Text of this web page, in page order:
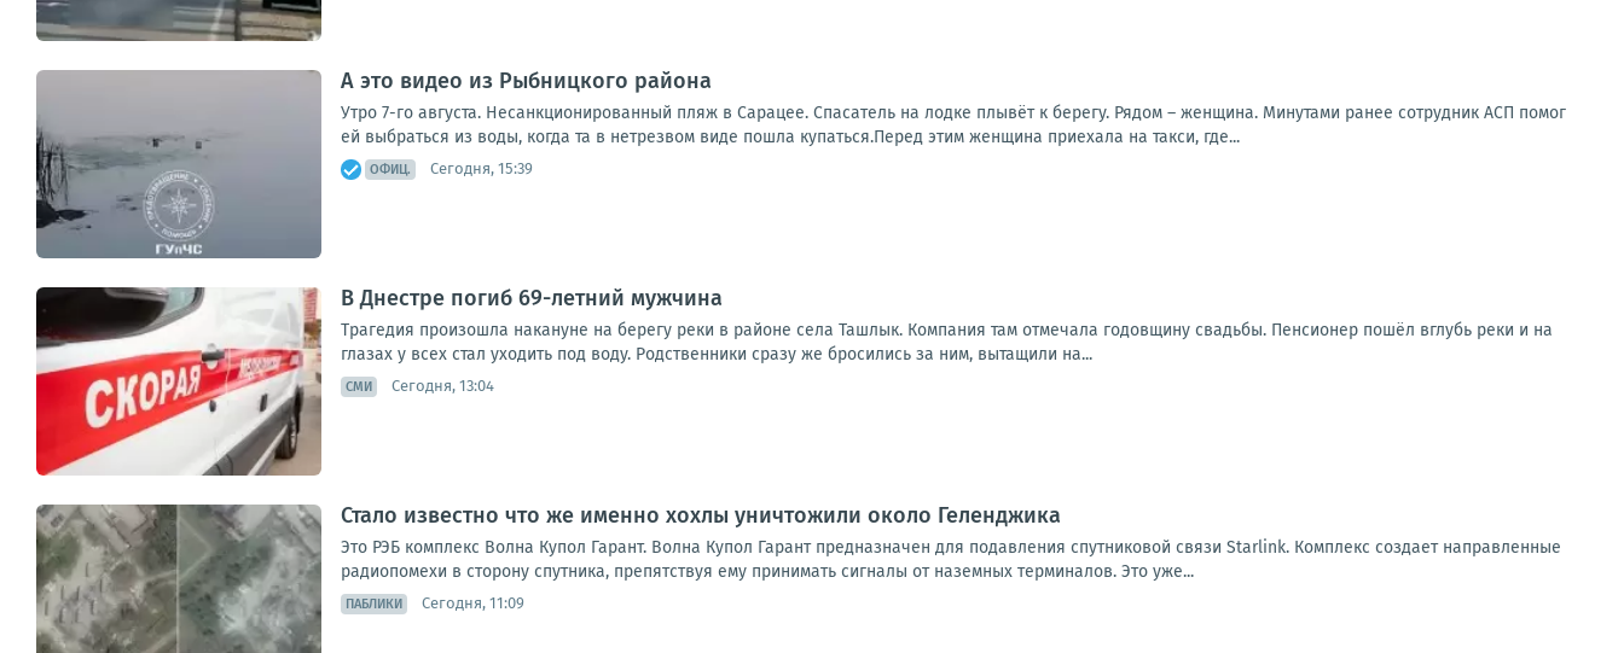
А это видео из Рыбницкого района
Утро 7-го августа. Несанкционированный пляж в Сарацее. Спасатель на лодке плывёт к берегу. Рядом – женщина. Минутами ранее сотрудник АСП помог
ей выбраться из воды, когда та в нетрезвом виде пошла купаться.Перед этим женщина приехала на такси, где...
ОФИЦ. Сегодня, 15:39
В Днестре погиб 69-летний мужчина
Трагедия произошла накануне на берегу реки в районе села Ташлык. Компания там отмечала годовщину свадьбы. Пенсионер пошёл вглубь реки и на
глазах у всех стал уходить под воду. Родственники сразу же бросились за ним, вытащили на...
СМИ Сегодня, 13:04
Стало известно что же именно хохлы уничтожили около Геленджика
Это РЭБ комплекс Волна Купол Гарант. Волна Купол Гарант предназначен для подавления спутниковой связи Starlink. Комплекс создает направленные
радиопомехи в сторону спутника, препятствуя ему принимать сигналы от наземных терминалов. Это уже...
ПАБЛИКИ Сегодня, 11:09